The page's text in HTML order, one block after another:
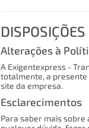
Alterações à
A Exigentexpress -
totalmente, a presente
site da empresa.
Esclarecimentos
Para saber mais